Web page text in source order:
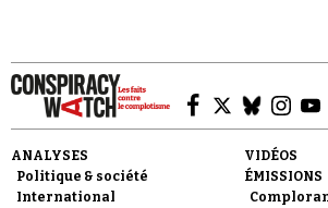
ANALYSES
Politique & société
International
VIDÉOS
ÉMISSIONS